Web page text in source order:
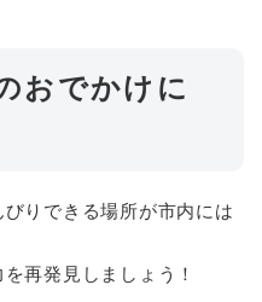
おでかけに
りできる場所が市内には
再発見しましょう！